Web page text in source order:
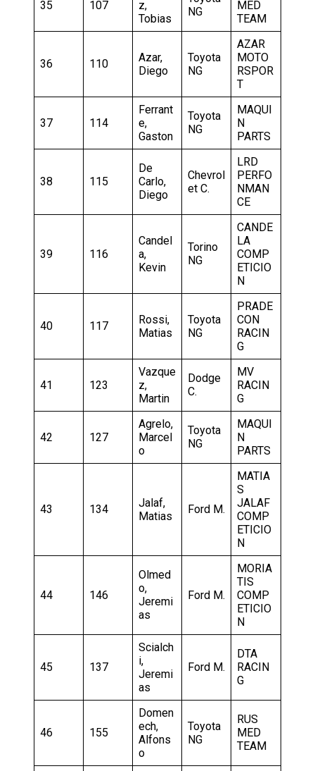
35 107
z,
Tobias
NG
MED
TEAM
36 110
Azar,
Diego
Toyota
NG
AZAR
MOTO
RSPOR
T
37 114
Ferrant
e,
Gaston
Toyota
NG
MAQUI
N
PARTS
38 115
De
Carlo,
Diego
Chevrol
et C.
LRD
PERFO
NMAN
CE
39 116
Candel
a,
Kevin
Torino
NG
CANDE
LA
COMP
ETICIO
N
40 117
Rossi,
Matias
Toyota
NG
PRADE
CON
RACIN
G
41 123
Vazque
z,
Martin
Dodge
C.
MV
RACIN
G
42 127
Agrelo,
Marcel
o
Toyota
NG
MAQUI
N
PARTS
43 134
Jalaf,
Matias
Ford M.
MATIA
S
JALAF
COMP
ETICIO
N
44 146
Olmed
o,
Jeremi
as
Ford M.
MORIA
TIS
COMP
ETICIO
N
45 137
Scialch
i,
Jeremi
as
Ford M.
DTA
RACIN
G
46 155
Domen
ech,
Alfons
o
Toyota
NG
RUS
MED
TEAM